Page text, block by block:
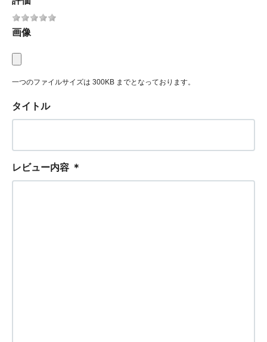
画像
一つのファイルサイズは 300KB までとなっております。
タイトル
レビュー内容 ＊